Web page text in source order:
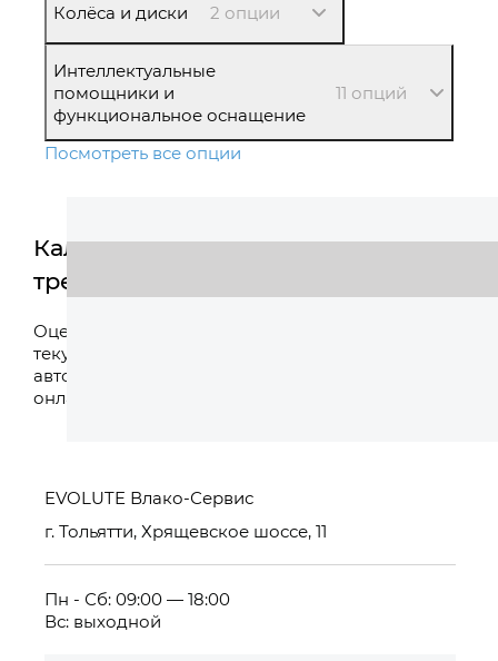
Колёса и диски 2 опции
Интеллектуальные
помощники и
функциональное оснащение
11 опций
Посмотреть все опции
Калькулятор
трейд-ин
Оцените свой
текущий
автомобиль
онлайн
EVOLUTE Влако-Сервис
г. Тольятти, Хрящевское шоссе, 11
Пн - Сб: 09:00 — 18:00
Вс: выходной